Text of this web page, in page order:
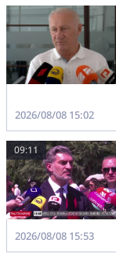
2026/08/08 15:02
09:11
2026/08/08 15:53